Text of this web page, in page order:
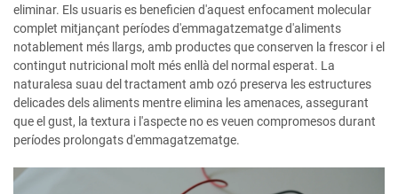
eliminar. Els usuaris es beneficien d'aquest enfocament molecular
complet mitjançant períodes d'emmagatzematge d'aliments
notablement més llargs, amb productes que conserven la frescor i el
contingut nutricional molt més enllà del normal esperat. La
naturalesa suau del tractament amb ozó preserva les estructures
delicades dels aliments mentre elimina les amenaces, assegurant
que el gust, la textura i l'aspecte no es veuen compromesos durant
períodes prolongats d'emmagatzematge.